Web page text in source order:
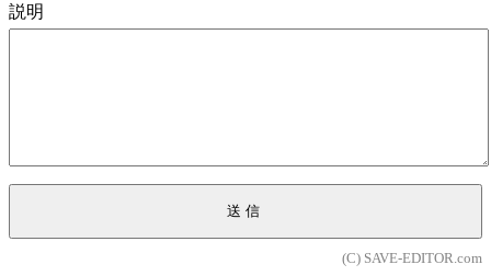
説明
送信
(C) SAVE-EDITOR.com